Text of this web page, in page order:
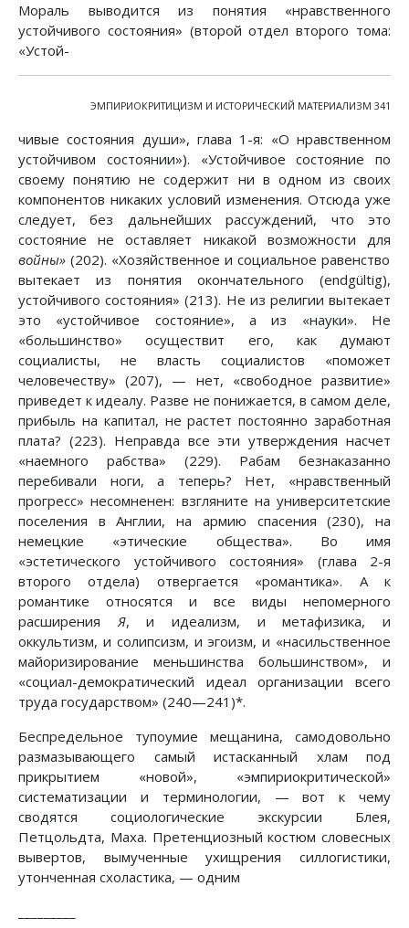
Мораль выводится из понятия «нравственного
устойчивого состояния» (второй отдел второго тома:
«Устой-
ЭМПИРИОКРИТИЦИЗМ И ИСТОРИЧЕСКИЙ МАТЕРИАЛИЗМ 341
чивые состояния души», глава 1-я: «О нравственном
устойчивом состоянии»). «Устойчивое состояние по
своему понятию не содержит ни в одном из своих
компонентов никаких условий изменения. Отсюда уже
следует, без дальнейших рассуждений, что это
состояние не оставляет никакой возможности для
войны» (202). «Хозяйственное и социальное равенство
вытекает из понятия окончательного (endgültig),
устойчивого состояния» (213). Не из религии вытекает
это «устойчивое состояние», а из «науки». Не
«большинство» осуществит его, как думают
социалисты, не власть социалистов «поможет
человечеству» (207), — нет, «свободное развитие»
приведет к идеалу. Разве не понижается, в самом деле,
прибыль на капитал, не растет постоянно заработная
плата? (223). Неправда все эти утверждения насчет
«наемного рабства» (229). Рабам безнаказанно
перебивали ноги, а теперь? Нет, «нравственный
прогресс» несомненен: взгляните на университетские
поселения в Англии, на армию спасения (230), на
немецкие «этические общества». Во имя
«эстетического устойчивого состояния» (глава 2-я
второго отдела) отвергается «романтика». А к
романтике относятся и все виды непомерного
расширенияЯ, и идеализм, и метафизика, и
оккультизм, и солипсизм, и эгоизм, и «насильственное
майоризирование меньшинства большинством», и
«социал-демократический идеал организации всего
труда государством» (240—241)*.
Беспредельное тупоумие мещанина, самодовольно
размазывающего самый истасканный хлам под
прикрытием «новой», «эмпириокритической»
систематизации и терминологии, — вот к чему
сводятся социологические экскурсии Блея,
Петцольдта, Маха. Претенциозный костюм словесных
вывертов, вымученные ухищрения силлогистики,
утонченная схоластика, — одним